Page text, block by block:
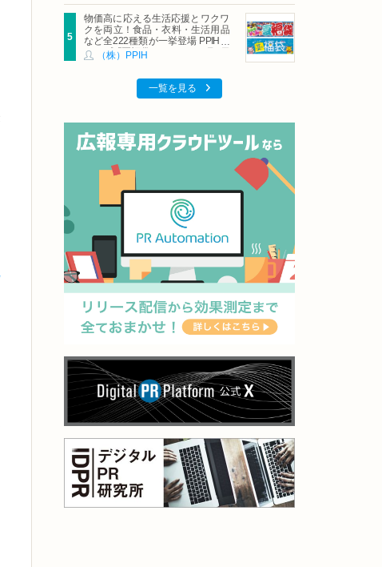
物価高に応える生活応援とワクワ
クを両立！食品・衣料・生活用品
など全222種類が一挙登場 PPIHグ
ループ「夏福袋」＆セール 8月6日
(木)より順次スタート
（株）PPIH
一覧を見る